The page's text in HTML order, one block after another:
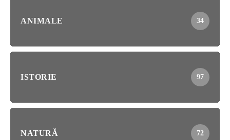
ANIMALE 34
ISTORIE 97
NATURĂ 72